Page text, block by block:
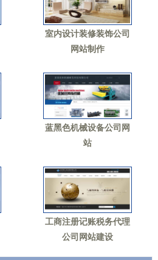
室内设计装修装饰公司
网站制作
蓝黑色机械设备公司网
站
工商注册记账税务代理
公司网站建设